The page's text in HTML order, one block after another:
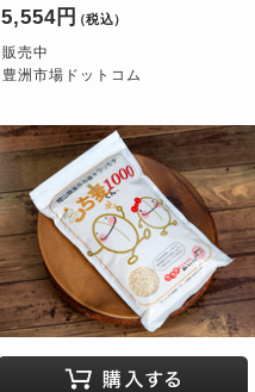
5,554円 （税込）
販売中
豊洲市場ドットコム